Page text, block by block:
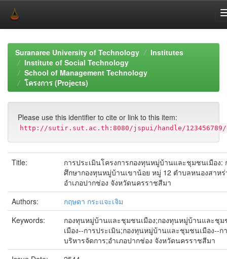
navigationSuranaree University of Technology
Institutes
Institute of Social Technology
School of Management Technology
โครงการ (Projects)
Please use this identifier to cite or link to this item:
http://sutir.sut.ac.th:8080/jspui/handle/123456789/
Title:
การประเมินโครงการกองทุนหมู่บ้านและชุมชนเมือง:
ศึกษากองทุนหมู่บ้านเขาน้อย หมู่ 12 ตำบลหนองสาหร่
อำเภอปากช่อง จังหวัดนครราชสีมา
Authors:
กฤษดา กระแจะเจิม
Keywords:
กองทุนหมู่บ้านและชุมชนเมือง;กองทุนหมู่บ้านและชุ
เมือง--การประเมิน;กองทุนหมู่บ้านและชุมชนเมือง--ก
บริหารจัดการ;อำเภอปากช่อง จังหวัดนครราชสีมา